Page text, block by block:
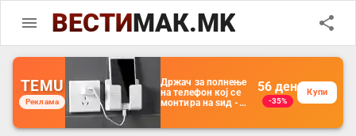
ВЕСТИМАК.MK
TEMU
Реклама
Држач за полнење
на телефон кој се
монтира на ѕид -
организатор за
56 ден
-35%
Купи